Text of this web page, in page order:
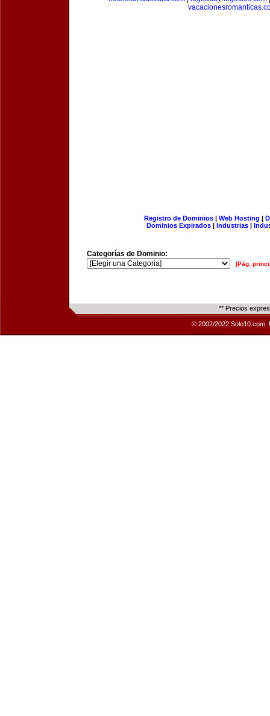
Registro de Dominios| Web Hosting |
Dominios Expirados | Industrias |
Categorías de Dominio:
[Pág.
** Precios
© 2002/2022 Solo10.com